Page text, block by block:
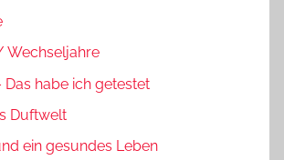
Wechseljahre
habe ich getestet
Duftwelt
ein gesundes Leben